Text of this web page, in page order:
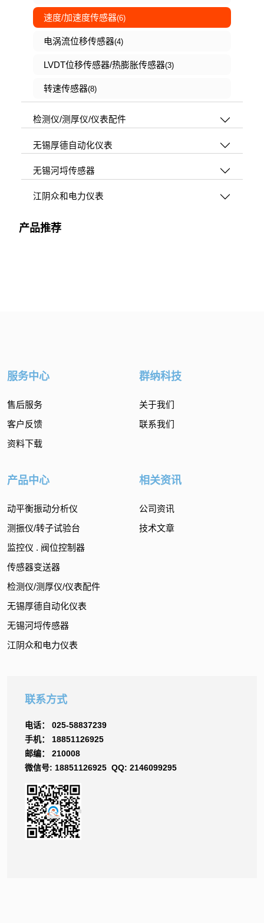
速度/加速度传感器(6)
电涡流位移传感器(4)
LVDT位移传感器/热膨胀传感器(3)
转速传感器(8)
检测仪/测厚仪/仪表配件
无锡厚德自动化仪表
无锡河埒传感器
江阴众和电力仪表
产品推荐
服务中心
售后服务
客户反馈
资料下载
群纳科技
关于我们
联系我们
产品中心
动平衡振动分析仪
测振仪/转子试验台
监控仪 . 阀位控制器
传感器变送器
检测仪/测厚仪/仪表配件
无锡厚德自动化仪表
无锡河埒传感器
江阴众和电力仪表
相关资讯
公司资讯
技术文章
联系方式
电话： 025-58837239
手机： 18851126925
邮编： 210008
微信号: 18851126925 QQ: 2146099295